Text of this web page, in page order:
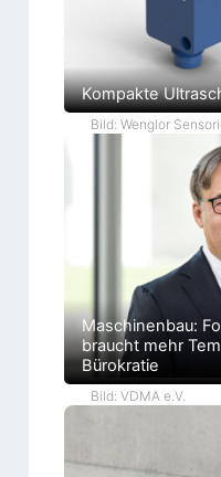
Kompakte
Bild: Wenglor
Maschinenbau:
braucht mehr
Bürokratie
Bild: VDMA e.V.